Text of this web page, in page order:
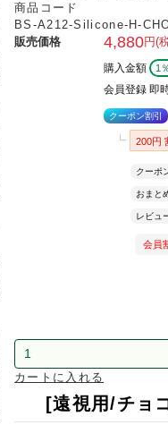
商品コード
BS-A212-Silicone-H-
販売価格
4,880円(
購入金額 1
会員登録 即
クーポン割引
200円
クーポ
おまと
レビュ
会員
カートに入れる
[遠視用/チョ